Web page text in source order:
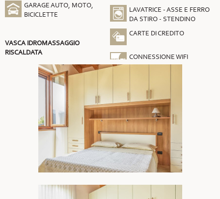
GARAGE AUTO, MOTO,
BICICLETTE
VASCA IDROMASSAGGIO
RISCALDATA
LAVATRICE - ASSE E FERRO
DA STIRO - STENDINO
CARTE DI CREDITO
CONNESSIONE WIFI
GRATUITA